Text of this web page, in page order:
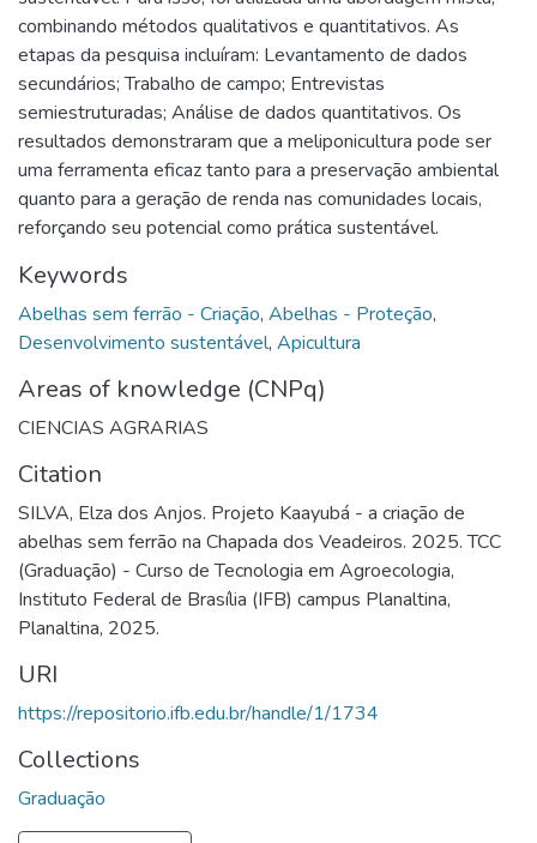
combinando métodos qualitativos e quantitativos. As
etapas da pesquisa incluíram: Levantamento de dados
secundários; Trabalho de campo; Entrevistas
semiestruturadas; Análise de dados quantitativos. Os
resultados demonstraram que a meliponicultura pode ser
uma ferramenta eficaz tanto para a preservação ambiental
quanto para a geração de renda nas comunidades locais,
reforçando seu potencial como prática sustentável.
Keywords
Abelhas sem ferrão - Criação, Abelhas - Proteção,
Desenvolvimento sustentável, Apicultura
Areas of knowledge (CNPq)
CIENCIAS AGRARIAS
Citation
SILVA, Elza dos Anjos. Projeto Kaayubá - a criação de
abelhas sem ferrão na Chapada dos Veadeiros. 2025. TCC
(Graduação) - Curso de Tecnologia em Agroecologia,
Instituto Federal de Brasília (IFB) campus Planaltina,
Planaltina, 2025.
URI
https://repositorio.ifb.edu.br/handle/1/1734
Collections
Graduação